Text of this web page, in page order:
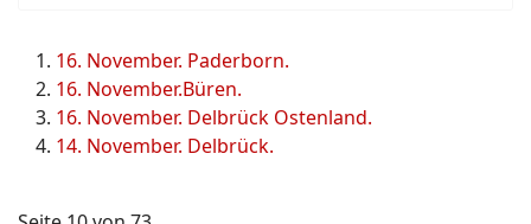
16. November. Paderborn.
16. November.Büren.
16. November. Delbrück Ostenland.
14. November. Delbrück.